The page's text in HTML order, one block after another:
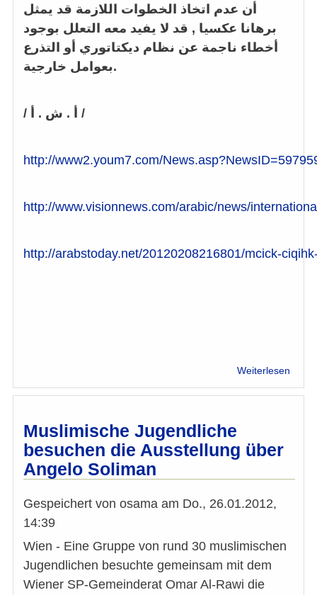
أن عدم اتخاذ الخطوات اللازمة قد يمثل
برهانا عكسيا , قد لا يفيد معه التعلل بوجود
أخطاء ناجمة عن نظام ديكتاتوري أو التذرع
بعوامل خارجية.
/ أ . ش . أ /
http://www2.youm7.com/
http://www.visionnews.com/arabic/news/
http://arabstoday.net/20120208216801/mcick-
Weiterlesen
mit
Muslimische Jugendliche
besuchen die Ausstellung über
Angelo Soliman
Gespeichert von osama am Do., 26.01.2012,
14:39
Wien - Eine Gruppe von rund 30 muslimischen
Jugendlichen besuchte gemeinsam mit dem
Wiener SP-Gemeinderat Omar Al-Rawi die